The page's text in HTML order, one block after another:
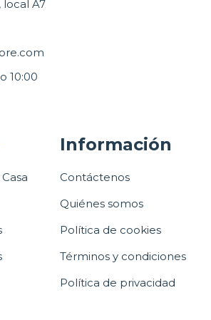
local A7
10:00
Información
Contáctenos
Quiénes somos
Política de cookies
Términos y condiciones
Política de privacidad